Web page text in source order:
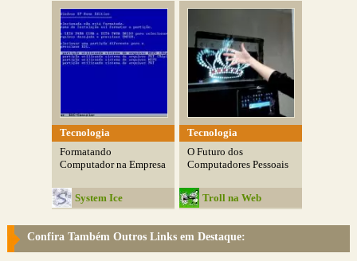
Tecnologia
Formatando
Computador na Empresa
System Ice
Tecnologia
O Futuro dos
Computadores Pessoais
Troll na Web
Confira Também Outros Links em Destaque: